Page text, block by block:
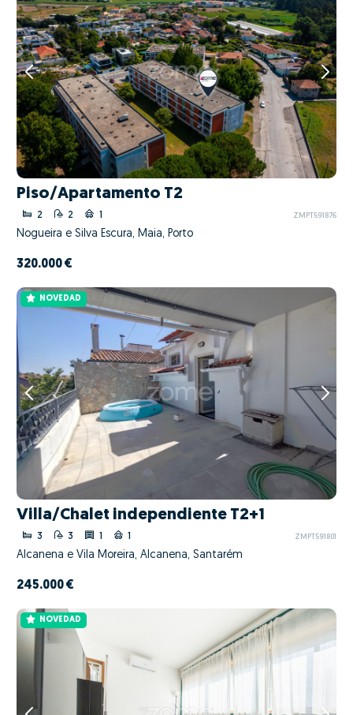
Piso/Apartamento T2
2 2 1 ZMPT591876
Nogueira e Silva Escura, Maia, Porto
320.000 €
NOVEDAD
Villa/Chalet independiente T2+1
3 3 1 1 ZMPT591801
Alcanena e Vila Moreira, Alcanena, Santarém
245.000 €
NOVEDAD